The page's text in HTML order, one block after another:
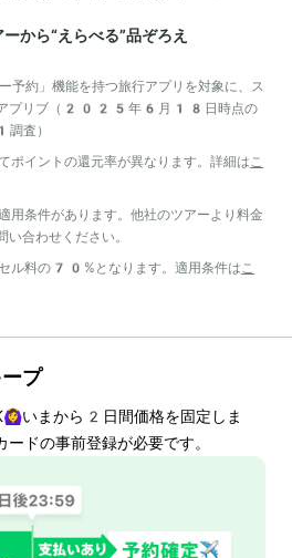
から“えらべる”品ぞろえ
予約」機能を持つ旅行アプリを対象に、ス
。アプリブ（2025年6月18日時点の
査）
イントの還元率が異なります。詳細はこ
条件があります。他社のツアーより料金
い合わせください。
料の70%となります。適用条件はこ
プ
いまから 2 日間価格を固定しま
ドの事前登録が必要です。